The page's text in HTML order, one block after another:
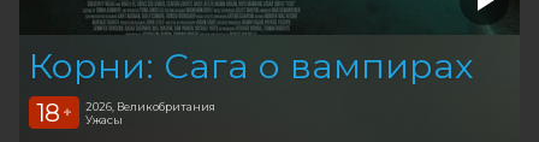
Корни: Сага о вампирах
18 +
2026, Великобритания
Ужасы